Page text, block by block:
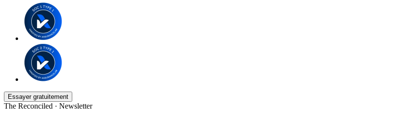
Essayer gratuitement
The Reconciled · Newsletter